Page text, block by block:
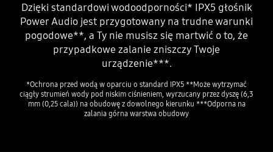
Dzięki standardowi wodoodporności* IPX5 głośnik
Power Audio jest przygotowany na trudne warunki
pogodowe**, a Ty nie musisz się martwić o to, że
przypadkowe zalanie zniszczy Twoje
urządzenie***.
*Ochrona przed wodą w oparciu o standard IPX5 **Może wytrzymać
ciągły strumień wody pod niskim ciśnieniem, wyrzucany przez dyszę (6,3
mm (0,25 cala)) na obudowę z dowolnego kierunku ***Odporna na
zalania górna warstwa obudowy